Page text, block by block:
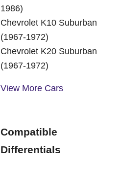
1986)
Chevrolet K10 Suburban
(1967-1972)
Chevrolet K20 Suburban
(1967-1972)
View More Cars
Compatible
Differentials